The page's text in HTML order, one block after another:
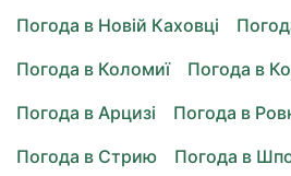
Погода в Новій Каховці
Погода в Коломиї
Погода в
Погода в Арцизі
Погода в
Погода в Стрию
Погода в